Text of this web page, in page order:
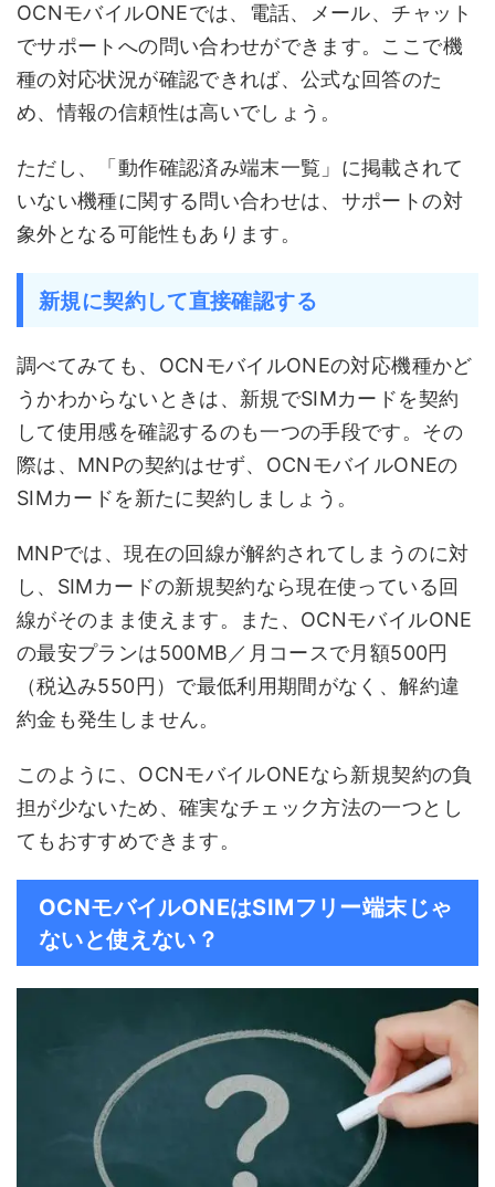
OCNモバイルONEでは、電話、メール、チャット
でサポートへの問い合わせができます。ここで機
種の対応状況が確認できれば、公式な回答のた
め、情報の信頼性は高いでしょう。
ただし、「動作確認済み端末一覧」に掲載されて
いない機種に関する問い合わせは、サポートの対
象外となる可能性もあります。
新規に契約して直接確認する
調べてみても、OCNモバイルONEの対応機種かど
うかわからないときは、新規でSIMカードを契約
して使用感を確認するのも一つの手段です。その
際は、MNPの契約はせず、OCNモバイルONEの
SIMカードを新たに契約しましょう。
MNPでは、現在の回線が解約されてしまうのに対
し、SIMカードの新規契約なら現在使っている回
線がそのまま使えます。また、OCNモバイルONE
の最安プランは500MB／月コースで月額500円
（税込み550円）で最低利用期間がなく、解約違
約金も発生しません。
このように、OCNモバイルONEなら新規契約の負
担が少ないため、確実なチェック方法の一つとし
てもおすすめできます。
OCNモバイルONEはSIMフリー端末じゃ
ないと使えない？